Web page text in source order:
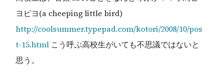
ヨピヨ(a cheeping little bird)
http://coolsummer.typepad.com/kotori/2008/10/pos
t-15.html こう呼ぶ高校生がいても不思議ではないと
思う。